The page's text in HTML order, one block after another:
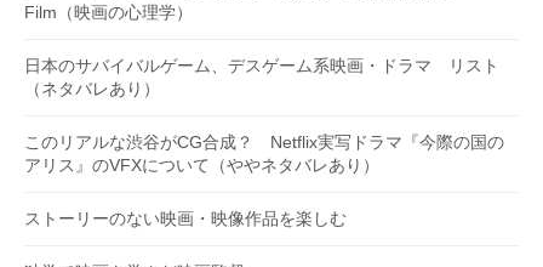
Film（映画の心理学）
日本のサバイバルゲーム、デスゲーム系映画・ドラマ リスト
（ネタバレあり）
このリアルな渋谷がCG合成？ Netflix実写ドラマ『今際の国の
アリス』のVFXについて（ややネタバレあり）
ストーリーのない映画・映像作品を楽しむ